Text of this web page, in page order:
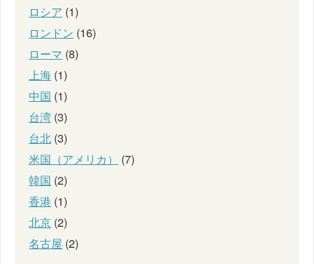
ロシア (1)
ロンドン (16)
ローマ (8)
上海 (1)
中国 (1)
台湾 (3)
台北 (3)
米国（アメリカ）
(7)
韓国 (2)
香港 (1)
北京 (2)
名古屋 (2)